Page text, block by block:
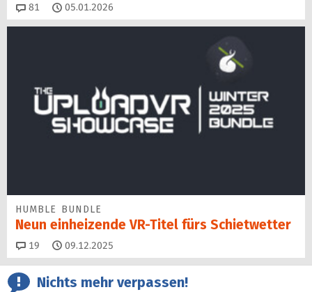
81 Kommentare
05.01.2026
HUMBLE BUNDLE
Neun einheizende VR-Titel fürs Schietwetter
19 Kommentare
09.12.2025
Nichts mehr verpassen!